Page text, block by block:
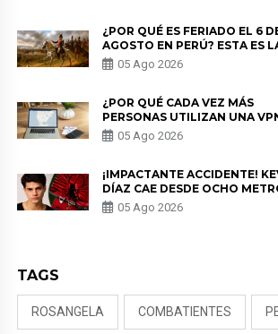
¿POR QUÉ ES FERIADO EL 6
AGOSTO EN PERÚ? ESTA ES
HISTORIA
05 Ago 2026
¿POR QUÉ CADA VEZ MÁS
PERSONAS UTILIZAN UNA
PARA PROTEGER SU
PRIVACIDAD?
05 Ago 2026
¡IMPACTANTE ACCIDENTE!
DÍAZ CAE DESDE OCHO
EN “ESTO ES GUERRA” Y
PREOCUPACIÓN
05 Ago 2026
TAGS
ROSANGELA COMBATIENTES